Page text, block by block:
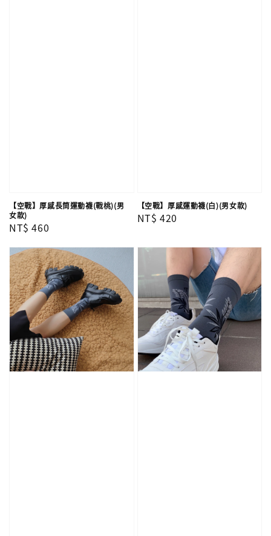
【空戰】厚感長筒運動襪(戰桃)(男
女款)
Regular
NT$ 460
【空戰】厚感運動襪(白)(男女款)
Regular
NT$ 420